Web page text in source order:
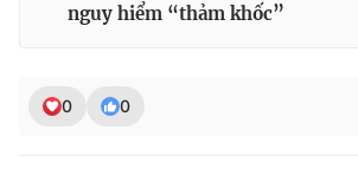
nguy hiểm “thảm khốc”
0 0